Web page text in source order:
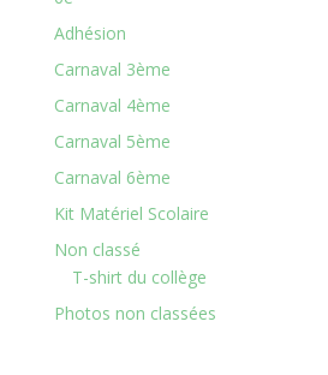
Adhésion
Carnaval 3ème
Carnaval 4ème
Carnaval 5ème
Carnaval 6ème
Kit Matériel Scolaire
Non classé
T-shirt du collège
Photos non classées